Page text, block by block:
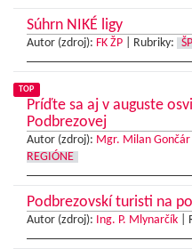
Súhrn NIKÉ ligy
Autor (zdroj): FK ŽP Rubriky:
TOP
Príďte sa aj v auguste
Podbrezovej
Autor (zdroj): Mgr. Milan Gončár
REGIÓNE
Podbrezovskí turisti na
Autor (zdroj): Ing. P. Mlynarčík